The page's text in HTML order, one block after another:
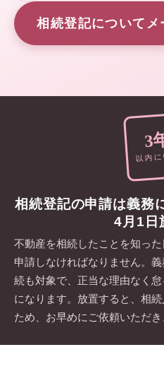
相続登記についてメ
3
以内
相続登記の申請は義務
4月1日
不動産を相続したことを知った
申請しなければなりません。
続も対象で、正当な理由なく怠
になります。放置すると、相
ため、お早めにご依頼いただき